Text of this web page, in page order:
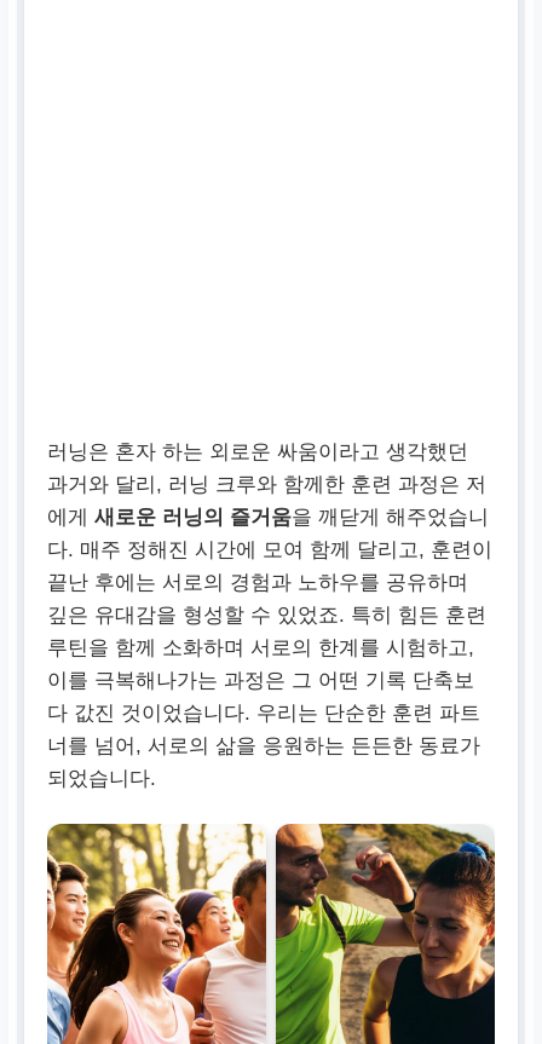
러닝은 혼자 하는 외로운 싸움이라고 생각했던
과거와 달리, 러닝 크루와 함께한 훈련 과정은 저
에게새로운 러닝의 즐거움을 깨닫게 해주었습니
다. 매주 정해진 시간에 모여 함께 달리고, 훈련이
끝난 후에는 서로의 경험과 노하우를 공유하며
깊은 유대감을 형성할 수 있었죠. 특히 힘든 훈련
루틴을 함께 소화하며 서로의 한계를 시험하고,
이를 극복해나가는 과정은 그 어떤 기록 단축보
다 값진 것이었습니다. 우리는 단순한 훈련 파트
너를 넘어, 서로의 삶을 응원하는 든든한 동료가
되었습니다.